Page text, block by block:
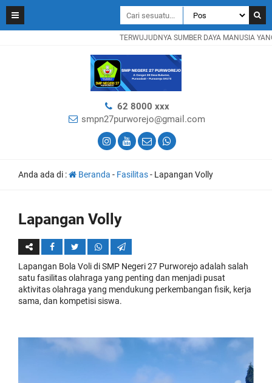
TERWUJUDNYA SUMBER DAYA MANUSIA
62 8000 xxx
smpn27purworejo@gmail.com
Anda ada di : Beranda - Fasilitas- Lapangan Volly
Lapangan Volly
Lapangan Bola Voli di SMP Negeri 27 Purworejo adalah salah
satu fasilitas olahraga yang penting dan menjadi pusat
aktivitas olahraga yang mendukung perkembangan fisik, kerja
sama, dan kompetisi siswa.